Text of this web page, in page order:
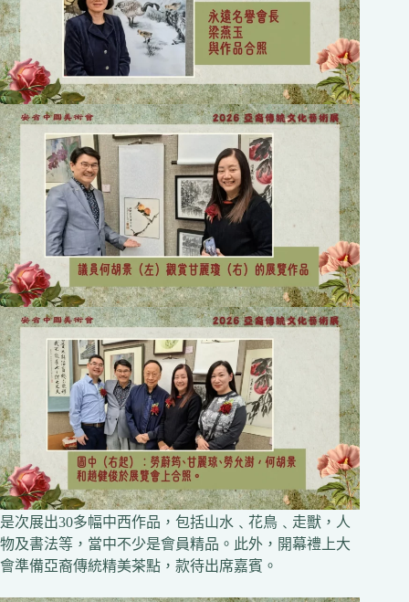
是次展出30多幅中西作品，包括山水﹑花鳥﹑走獸，人
物及書法等，當中不少是會員精品。此外，開幕禮上大
會準備亞裔傳統精美茶點，款待出席嘉賓。